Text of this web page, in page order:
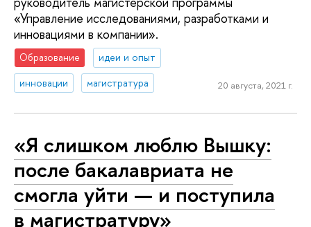
«Управление исследованиями, разработками и
инновациями в компании».
Образование
идеи и опыт
инновации
магистратура 20 августа, 2021 г.
«Я слишком люблю Вышку:
после бакалавриата не
смогла уйти — и поступила
в магистратуру»